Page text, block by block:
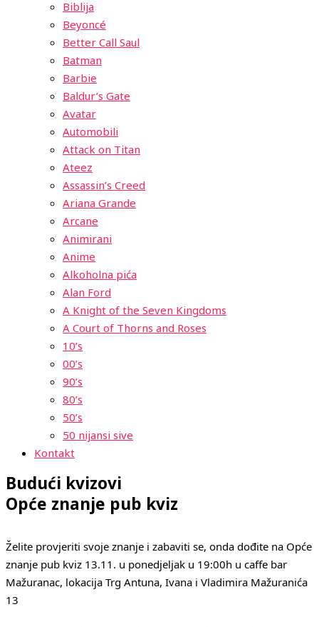
Biblija
Beyoncé
Better Call Saul
Batman
Barbie
Baldur’s Gate
Avatar
Automobili
Attack on Titan
Ateez
Assassin’s Creed
Ariana Grande
Arcane
Animirani
Anime
Alkoholna pića
Alan Ford
A Knight of the Seven Kingdoms
A Court of Thorns and Roses
10’s
00’s
90’s
80’s
50’s
50 nijansi sive
Kontakt
Budući kvizovi
Opće znanje pub kviz
Želite provjeriti svoje znanje i zabaviti se, onda dođite na Opće
znanje pub kviz 13.11. u ponedjeljak u 19:00h u caffe bar
Mažuranac, lokacija Trg Antuna, Ivana i Vladimira Mažuranića
13